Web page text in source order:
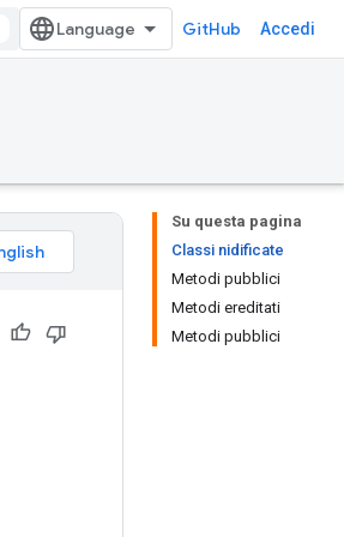
GitHub Accedi
Su questa pagina
Classi nidificate
Metodi pubblici
Metodi ereditati
Metodi pubblici